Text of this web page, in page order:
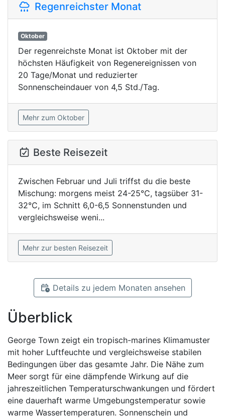
Regenreichster Monat
Oktober
Der regenreichste Monat ist Oktober mit der
höchsten Häufigkeit von Regenereignissen von
20 Tage/Monat und reduzierter
Sonnenscheindauer von 4,5 Std./Tag.
Mehr zum Oktober
Beste Reisezeit
Zwischen Februar und Juli triffst du die beste
Mischung: morgens meist 24-25°C, tagsüber 31-
32°C, im Schnitt 6,0-6,5 Sonnenstunden und
vergleichsweise weni...
Mehr zur besten Reisezeit
Details zu jedem Monaten ansehen
Überblick
George Town zeigt ein tropisch-marines Klimamuster
mit hoher Luftfeuchte und vergleichsweise stabilen
Bedingungen über das gesamte Jahr. Die Nähe zum
Meer sorgt für eine dämpfende Wirkung auf die
jahreszeitlichen Temperaturschwankungen und fördert
eine dauerhaft warme Umgebungstemperatur sowie
warme Wassertemperaturen. Sonnenschein und